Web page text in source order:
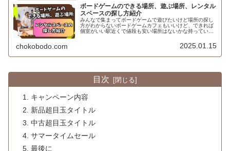
ボードゲームのできる場所、遊ぶ場所、レンタル
スペースの探し方紹介
みんなで集まってボードゲームで遊びたいけど場所の探し
方がわからないボードゲームカフェもいいけど、できれば
個室がいい駅近くで値段も安い場所はないかな持っている
chokobodo.com 2025.01.15
目次
キャンペーン内容
新品超目玉タイトル
中古超目玉タイトル
サマータイムセール
最後に